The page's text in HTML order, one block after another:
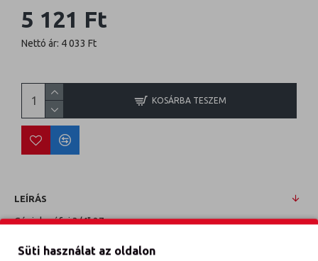
5 121 Ft
Nettó ár: 4 033 Ft
KOSÁRBA TESZEM
LEÍRÁS
Gépi dugófej 3/4" 27mm
Süti használat az oldalon